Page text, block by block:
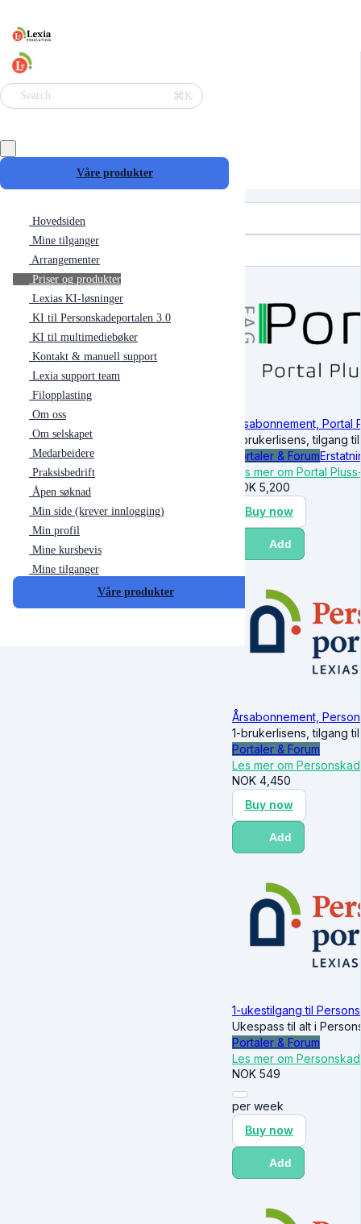
Search ⌘K
Våre produkter
Hovedsiden
Mine tilganger
Arrangementer
Priser og produkter
Lexias KI-løsninger
KI til Personskadeportalen 3.0
KI til multimediebøker
Kontakt & manuell support
Lexia support team
Filopplasting
Om oss
Om selskapet
Medarbeidere
Praksisbedrift
Åpen søknad
Min side (krever innlogging)
Min profil
Mine kursbevis
Mine tilganger
Våre produkter
Årsabonnement, Portal
1-brukerlisens, tilgang
Portaler & Forum
Les mer om Portal
NOK 5,200
Buy now
Add
Årsabonnement,
1-brukerlisens, tilgang
Portaler & Forum
Les mer om
NOK 4,450
Buy now
Add
1-ukestilgang til
Ukespass til alt i
Portaler & Forum
Les mer om
NOK 549
per week
Buy now
Add